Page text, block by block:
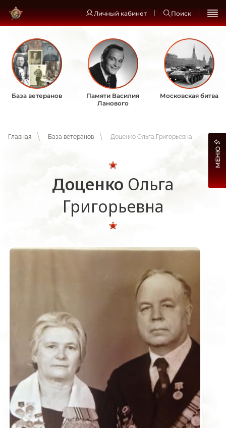
Личный кабинет Поиск
База ветеранов
Памяти Василия
Ланового
Московская битва
Главная База ветеранов Доценко Ольга Григорьевна
Доценко Ольга
Григорьевна
МЕНЮ